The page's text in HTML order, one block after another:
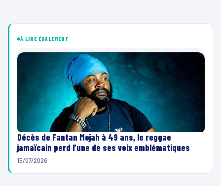
À LIRE ÉGALEMENT
Décès de Fantan Mojah à 49 ans, le reggae
jamaïcain perd l’une de ses voix emblématiques
15/07/2026